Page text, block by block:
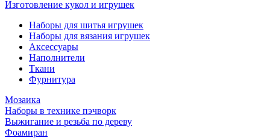
Изготовление кукол и игрушек
Наборы для шитья игрушек
Наборы для вязания игрушек
Аксессуары
Наполнители
Ткани
Фурнитура
Мозаика
Наборы в технике пэчворк
Выжигание и резьба по дереву
Фоамиран